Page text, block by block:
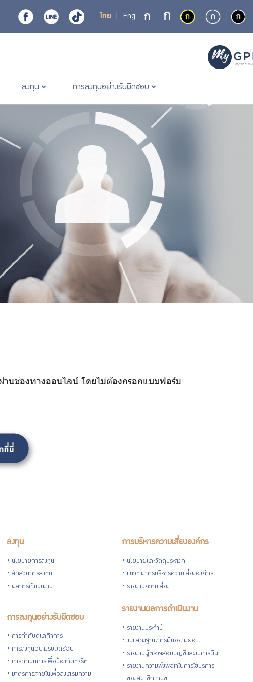
ไทย Eng
ลงทุน การลงทุนอย่างรับผิดชอบ
านช่องทางออนไลน์ โดยไม่ต้องกรอกแบบฟอร์ม
ลงทุน
นโยบายการลงทุน
สัดส่วนการลงทุน
ผลการดำเนินงาน
การลงทุนอย่างรับผิดชอบ
การกำกับดูแลกิจการ
การลงทุนอย่างรับผิดชอบ
การดำเนินการเพื่อป้องกันทุจริต
มาตรการภายในเพื่อส่งเสริมความ
การบริหารความเสี่ยงองค์กร
นโยบายและวัตถุประสงค์
แนวทางการบริหารความเสี่ยงองค์กร
รายงานความเสี่ยง
รายงานผลการดำเนินงาน
รายงานประจำปี
งบแสดงฐานะการเงินอย่างย่อ
รายงานผู้ตรวจสอบบัญชีและงบการเงิน
รายงานความพึงพอใจในการใช้บริการ
ของสมาชิก กบข.